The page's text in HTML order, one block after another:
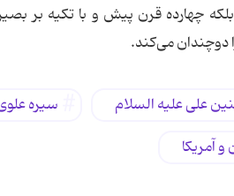
چهارده قرن پیش و با تکیه بر
دوچندان می‌کند.
علی علیه السلام سیره
آمریکا